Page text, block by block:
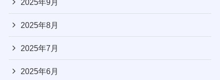
2025年9月
2025年8月
2025年7月
2025年6月